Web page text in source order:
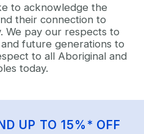
to acknowledge the
their connection to
We pay our respects to
future generations to
to all Aboriginal and
today.
UP TO 15%* OFF